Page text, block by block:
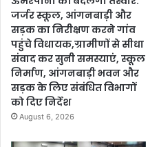
जर्जर स्कूल, आंगनबाड़ी और
सड़क का निरीक्षण करने गांव
पहुंचे विधायक,ग्रामीणों से सीधा
संवाद कर सुनी समस्याएं, स्कूल
निर्माण, आंगनबाड़ी भवन और
सड़क के लिए संबंधित विभागों
को दिए निर्देश
August 6, 2026